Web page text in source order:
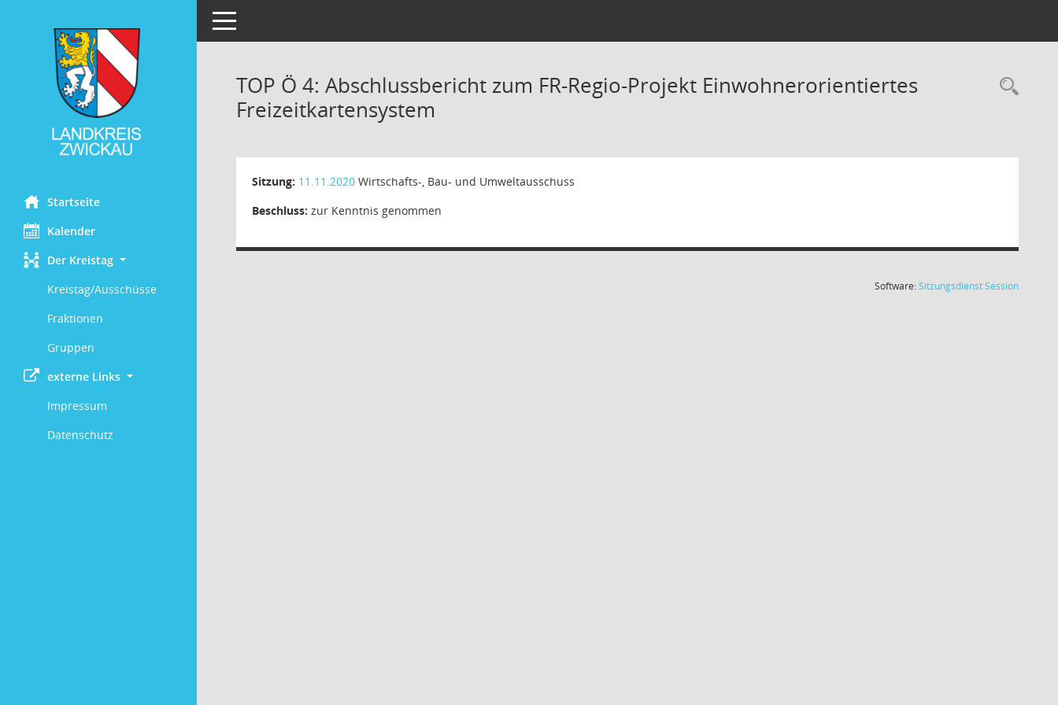
Startseite
Kalender
Der Kreistag
Kreistag/Ausschüsse
Fraktionen
Gruppen
externe Links
Impressum
Datenschutz
Toggle navigation
TOP Ö 4: Abschlussbericht zum FR-Regio-Projekt Einwohnerorientiertes
Freizeitkartensystem
Sitzung: 11.11.2020 Wirtschafts-, Bau- und Umweltausschuss
Beschluss: zur Kenntnis genommen
Software:SitzungsdienstSession(Wird in